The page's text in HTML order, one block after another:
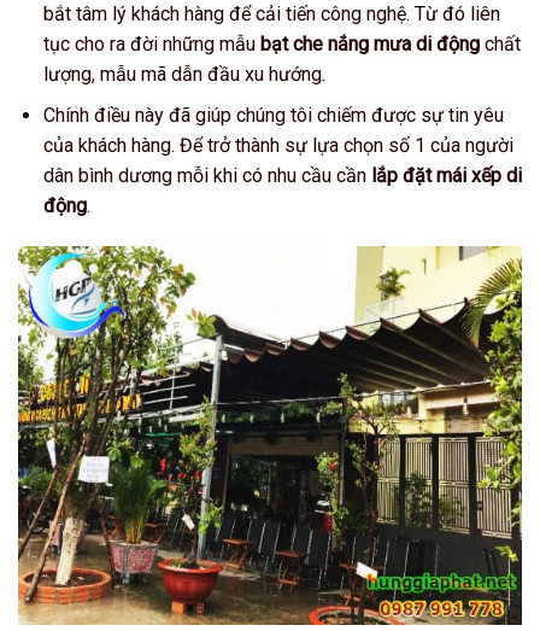
bắt tâm lý khách hàng để cải tiến công nghệ. Từ đó liên
tục cho ra đời những mẫu bạt che nắng mưa di độngchất
lượng, mẫu mã dẫn đầu xu hướng.
Chính điều này đã giúp chúng tôi chiếm được sự tin yêu
của khách hàng. Để trở thành sự lựa chọn số 1 của người
dân bình dương mỗi khi có nhu cầu cần lắp đặt mái xếp di
động.